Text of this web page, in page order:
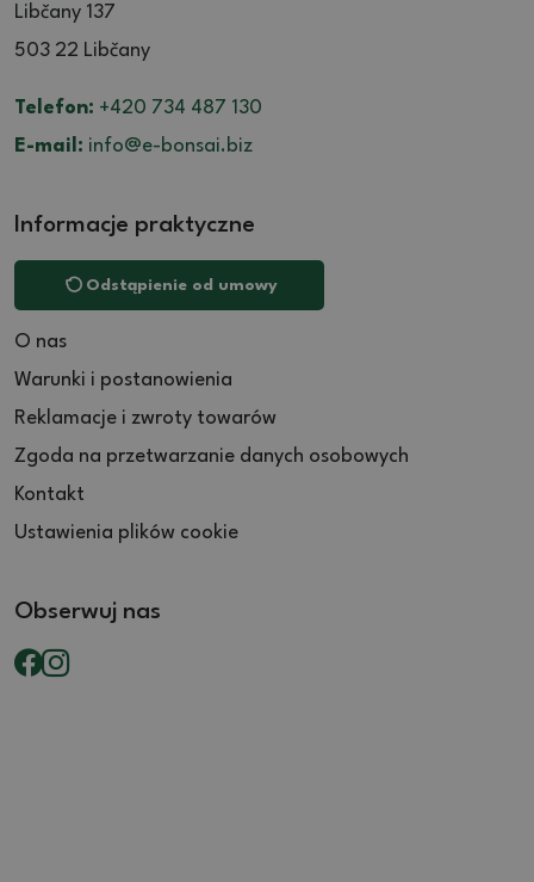
Libčany 137
503 22 Libčany
Telefon: +420 734 487 130
E-mail: info@e-bonsai.biz
Informacje praktyczne
Odstąpienie od umowy
O nas
Warunki i postanowienia
Reklamacje i zwroty towarów
Zgoda na przetwarzanie danych osobowych
Kontakt
Ustawienia plików cookie
Obserwuj nas